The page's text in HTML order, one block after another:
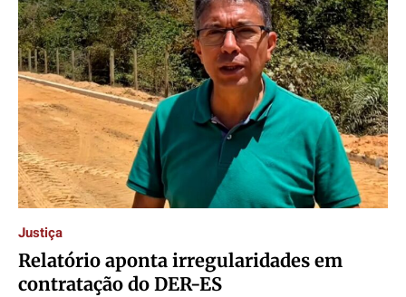
Justiça
Relatório aponta irregularidades em
contratação do DER-ES